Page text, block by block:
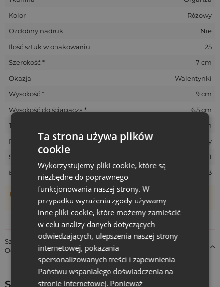
Kolor
Różowy
Ozdobny nadruk
Nie
Ilość sztuk w opakowaniu
25
Szerokość *
7 cm
Okazja
Walentynki
Wysokość *
9 cm
Wysokość do ściągacza *
6.5 cm
Tolerancja rozmiarów *
+/- 1 cm
Rozmiar
Mały
SKU
ORB-0709-PKX-071
EAN
5902565680473
Woreczki szyte są ręcznie, dlatego ich rzeczywisty rozmiar
może różnić +/- 1 cm
Szczegóły dotyczące zgodności produktu z przepisami:
Odpowiedzialność za produkt
Sprawdź inne ciekawe produkty:
Ta strona używa plików
cookie
Wykorzystujemy pliki cookie, które są
niezbędne do poprawnego
funkcjonowania naszej strony. W
przypadku wyrażenia zgody używamy
inne pliki cookie, które możemy zamieścić
w celu analizy danych dotyczących
odwiedzających, ulepszenia naszej strony
internetowej, pokazania
spersonalizowanych treści i zapewnienia
Państwu wspaniałego doświadczenia na
stronie internetowej. Ponieważ